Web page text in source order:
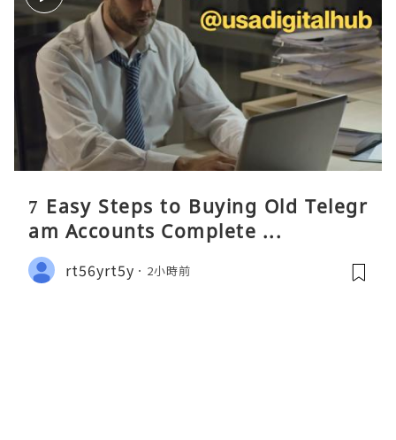
7 Easy Steps to Buying Old Telegr
am Accounts Complete ...
rt56yrt5y 2小時前